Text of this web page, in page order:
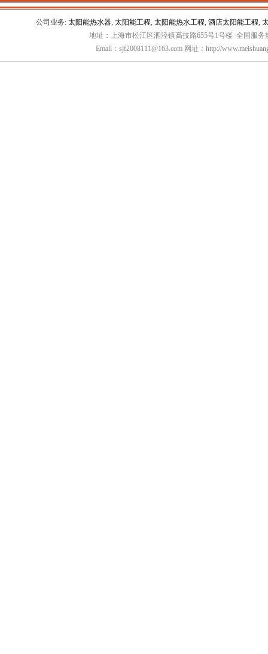
公司业务: 太阳能热水器, 太阳能工程, 太阳能热水工程, 酒店太阳能工程,
地址：上海市松江区泗泾镇高技路655号1号楼 全国服务
Email：sjf2008111@163.com 网址：http://